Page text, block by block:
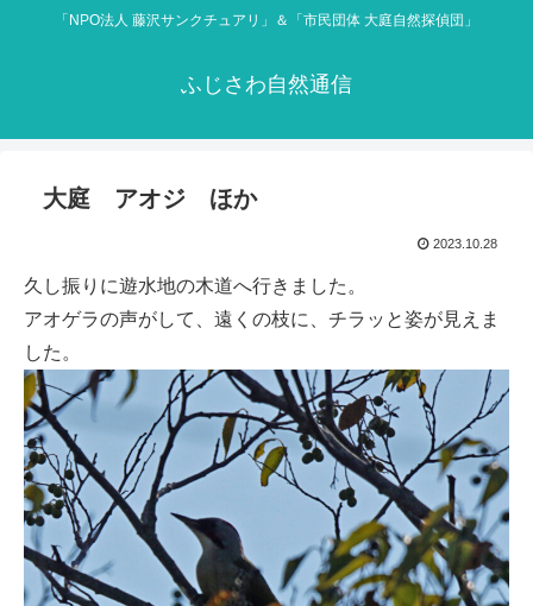
「NPO法人 藤沢サンクチュアリ」＆「市民団体 大庭自然探偵団」
ふじさわ自然通信
大庭 アオジ ほか
2023.10.28
久し振りに遊水地の木道へ行きました。
アオゲラの声がして、遠くの枝に、チラッと姿が見えま
した。